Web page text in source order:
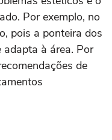
Por exemplo, no
pois a ponteira dos
adapta à área. Por
de